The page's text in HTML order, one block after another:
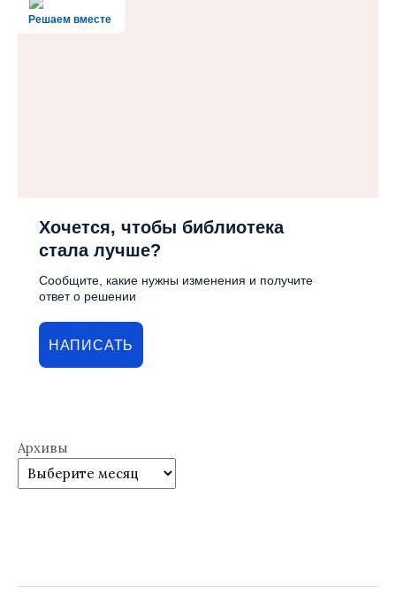
Решаем вместе
Хочется, чтобы библиотека
стала лучше?
Сообщите, какие нужны изменения и получите
ответ о решении
НАПИСАТЬ
Архивы